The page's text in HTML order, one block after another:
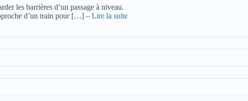
les barrières d’un passage à niveau.
d’un train pour […] – Lire la suite